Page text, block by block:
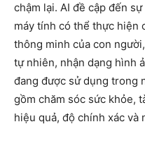
chậm lại. AI đề cập đến
máy tính có thể thực hiện
thông minh của con
tự nhiên, nhận dạng hình
đang được sử dụng trong
gồm chăm sóc sức khỏe,
hiệu quả, độ chính xác và